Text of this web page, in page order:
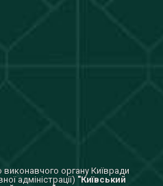
органу Київради
адміністрації) "Київський